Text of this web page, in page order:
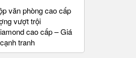
văn phòng cao cấp
vượt trội
cao cấp – Giá
tranh